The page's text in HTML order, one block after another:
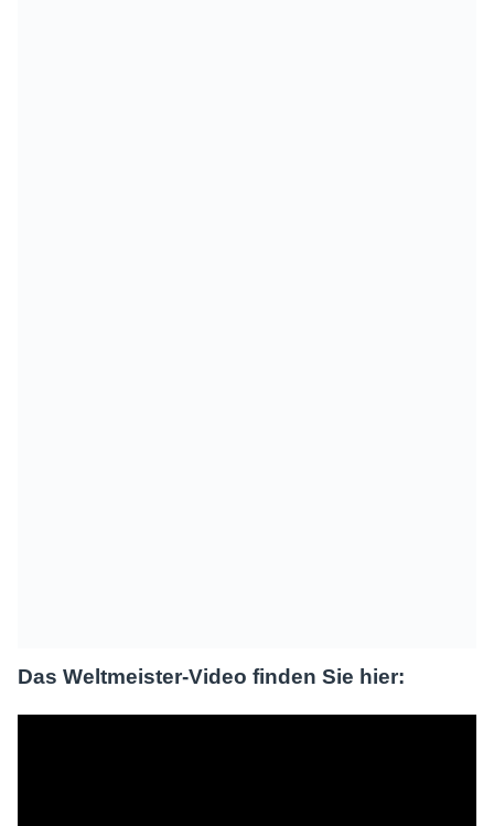
Das Weltmeister-Video finden Sie hier: